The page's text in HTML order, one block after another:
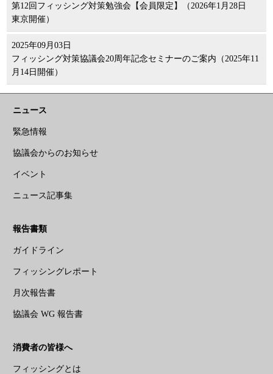
第12回フィッシング対策勉強会【会員限定】（2026年1月28日
東京開催）
2025年09月03日
フィッシング対策協議会20周年記念セミナーのご案内（2025年11
月14日開催）
ニュース
緊急情報
協議会からのお知らせ
イベント
ニュース記事集
報告書類
ガイドライン
フィッシングレポート
月次報告書
協議会 WG 報告書
消費者の皆様へ
フィッシングとは